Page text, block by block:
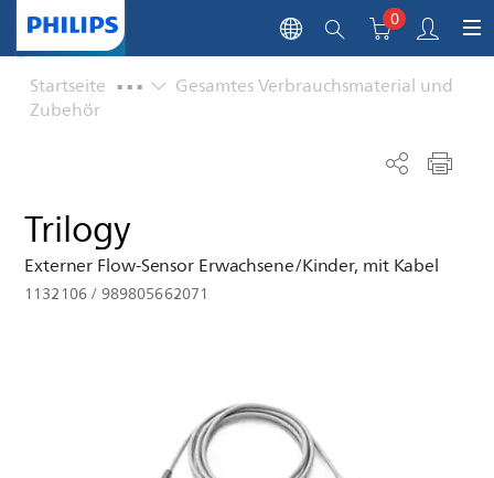
0
Startseite ...
Gesamtes Verbrauchsmaterial und
Zubehör
Trilogy
Externer Flow-Sensor Erwachsene/Kinder, mit Kabel
1132106/989805662071